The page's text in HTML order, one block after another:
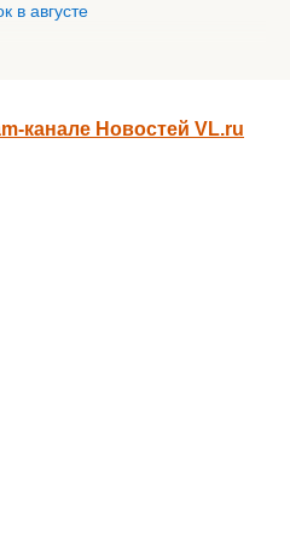
в августе
канале Новостей VL.ru